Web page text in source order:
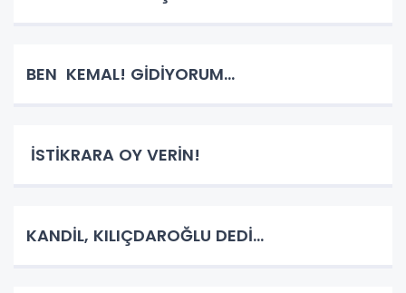
BEN KEMAL! GİDİYORUM…
İSTİKRARA OY VERİN!
KANDİL, KILIÇDAROĞLU DEDİ…